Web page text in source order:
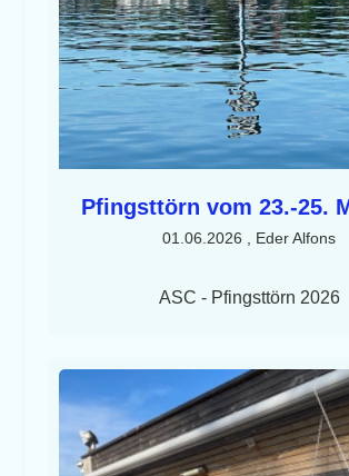
01.06.2026 , Eder Alfons
ASC - Pfingsttörn 2026